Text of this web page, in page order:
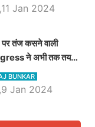
Jan 2024
तंज कसने वाली
ने अभी तक तय
नेता प्रतिपक्ष, जानें
दावेदार
BUNKAR
Jan 2024